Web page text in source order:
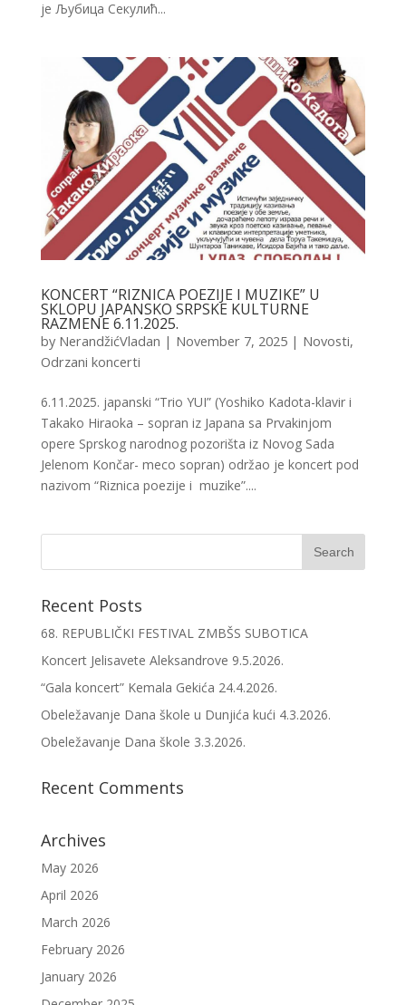
је Љубица Секулић...
KONCERT “RIZNICA POEZIJE I MUZIKE” U
SKLOPU JAPANSKO SRPSKE KULTURNE
RAZMENE 6.11.2025.
by NerandžićVladan | November 7, 2025| Novosti,
Odrzani koncerti
6.11.2025. japanski “Trio YUI” (Yoshiko Kadota-klavir i
Takako Hiraoka – sopran iz Japana sa Prvakinjom
opere Sprskog narodnog pozorišta iz Novog Sada
Jelenom Končar- meco sopran) održao je koncert pod
nazivom “Riznica poezije i muzike”....
Recent Posts
68. REPUBLIČKI FESTIVAL ZMBŠS SUBOTICA
Koncert Jelisavete Aleksandrove 9.5.2026.
“Gala koncert” Kemala Gekića 24.4.2026.
Obeležavanje Dana škole u Dunjića kući 4.3.2026.
Obeležavanje Dana škole 3.3.2026.
Recent Comments
Archives
May 2026
April 2026
March 2026
February 2026
January 2026